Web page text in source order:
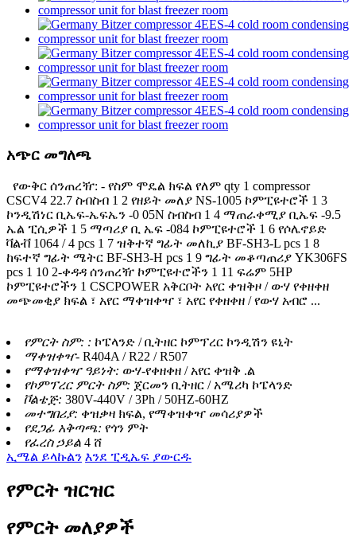
አጭር መግለጫ
የውቅር ሰንጠረዥ: - የስም ሞዴል ክፍል የለም qty 1 compressor
CSCV4 22.7 ስብስብ 1 2 የዘይት መለያ NS-1005 ኮምፒዩተሮች 1 3
ኮንዲሽነር ቢኤፍ-ኤፍኤን -0 05N ስብስብ 1 4 ማጠራቀሚያ ቢኤፍ -9.5
ኤል ፒሲዎች 1 5 ማጣሪያ ቢ ኤፍ -084 ኮምፒዩተሮች 1 6 የሶሌኖይድ
ቫልቭ 1064 / 4 pcs 1 7 ዝቅተኛ ግፊት መለኪያ BF-SH3-L pcs 1 8
ከፍተኛ ግፊት ሜትር BF-SH3-H pcs 1 9 ግፊት መቆጣጠሪያ YK306FS
pcs 1 10 2-ቀዳዳ ሰንጠረዥ ኮምፒዩተሮችን 1 11 ፍሬም 5HP
ኮምፒዩተሮችን 1 CSCPOWER አቅርቦት አየር ቀዝቅዞ / ውሃ የቀዘቀዘ
መጭመቂያ ክፍል ፣ አየር ማቀዝቀዣ ፣ ​​አየር የቀዘቀዘ / የውሃ አብሮ ...
የምርት ስም: : ኮፔላንድ / ቢትዘር ኮምፕረር ኮንዲሽን ዩኒት
ማቀዝቀዣ- R404A / R22 / R507
የማቀዝቀዣ ዓይነት: ውሃ-የቀዘቀዘ / አየር ቀዝቅ .ል
የኮምፕረር ምርት ስም: ጀርመን ቢትዘር / አሜሪካ ኮፔላንድ
ቮልቴጅ: 380V-440V / 3Ph / 50HZ-60HZ
መተግበሪያ: ቀዝቃዛ ክፍል, የማቀዝቀዣ መሳሪያዎች
የደጋፊ አቅጣጫ: የጎን ምት
የፈረስ ኃይል 4 ሸ
ኢሜል ይላኩልን እንደ ፒዲኤፍ ያውርዱ
የምርት ዝርዝር
የምርት መለያዎች